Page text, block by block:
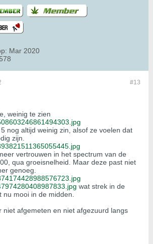
Mar 2020
#13
weinig te zien
nog altijd weinig zin, alsof ze voelen dat
zijn.
vertrouwen in het spectrum van de
qua groeisnelheid. Maar deze past niet
genoeg.
wat strek in de
mooi in de midden.
niet afgemeten en niet afgezuurd langs